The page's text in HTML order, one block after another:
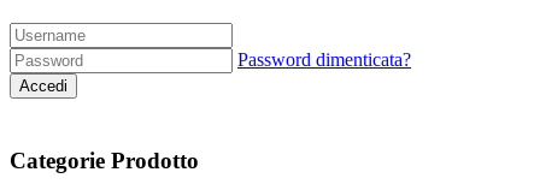
Password dimenticata?
Accedi
Categorie Prodotto